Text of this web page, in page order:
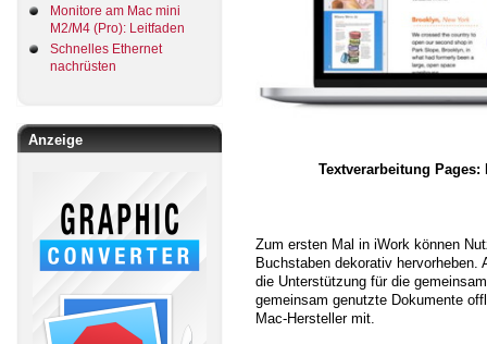
Monitore am Mac mini
M2/M4 (Pro): Leitfaden
Schnelles Ethernet
nachrüsten
Anzeige
Textverarbeitung
Zum ersten Mal in iWork können
Buchstaben dekorativ hervorheben.
die Unterstützung für die
gemeinsam genutzte Dokumente
Mac-Hersteller mit.